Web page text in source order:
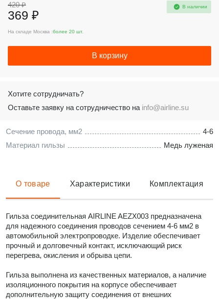
Сечение провода, мм2
4-6
Материал гильзы
Медь луженая
420 ₽
369 ₽
В наличии
На складе Москва :более 20 шт.
В корзину
Хотите сотрудничать?
Оставьте заявку на сотрудничество на info@airline.su
О товаре Характеристики Комплектация
Гильза соединительная AIRLINE AEZX003 предназначена
для надежного соединения проводов сечением 4-6 мм2 в
автомобильной электропроводке. Изделие обеспечивает
прочный и долговечный контакт, исключающий риск
перегрева, окисления и обрыва цепи.
Гильза выполнена из качественных материалов, а наличие
изоляционного покрытия на корпусе обеспечивает
дополнительную защиту соединения от внешних